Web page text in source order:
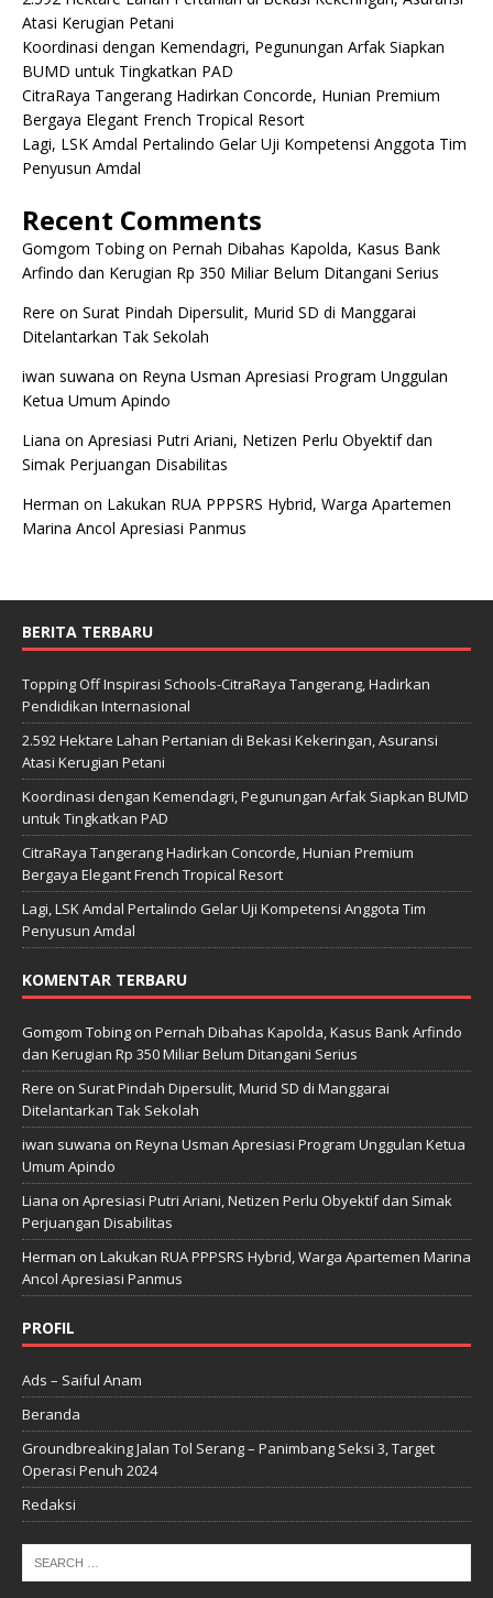
Atasi Kerugian Petani
Koordinasi dengan Kemendagri, Pegunungan Arfak Siapkan
BUMD untuk Tingkatkan PAD
CitraRaya Tangerang Hadirkan Concorde, Hunian Premium
Bergaya Elegant French Tropical Resort
Lagi, LSK Amdal Pertalindo Gelar Uji Kompetensi Anggota Tim
Penyusun Amdal
Recent Comments
Gomgom Tobingon Pernah Dibahas Kapolda, Kasus Bank
Arfindo dan Kerugian Rp 350 Miliar Belum Ditangani Serius
Rere on Surat Pindah Dipersulit, Murid SD di Manggarai
Ditelantarkan Tak Sekolah
iwan suwana on Reyna Usman Apresiasi Program Unggulan
Ketua Umum Apindo
Liana on Apresiasi Putri Ariani, Netizen Perlu Obyektif dan
Simak Perjuangan Disabilitas
Herman on Lakukan RUA PPPSRS Hybrid, Warga Apartemen
Marina Ancol Apresiasi Panmus
BERITA TERBARU
Topping Off Inspirasi Schools-CitraRaya Tangerang, Hadirkan
Pendidikan Internasional
2.592 Hektare Lahan Pertanian di Bekasi Kekeringan, Asuransi
Atasi Kerugian Petani
Koordinasi dengan Kemendagri, Pegunungan Arfak Siapkan BUMD
untuk Tingkatkan PAD
CitraRaya Tangerang Hadirkan Concorde, Hunian Premium
Bergaya Elegant French Tropical Resort
Lagi, LSK Amdal Pertalindo Gelar Uji Kompetensi Anggota Tim
Penyusun Amdal
KOMENTAR TERBARU
Gomgom Tobing on Pernah Dibahas Kapolda, Kasus Bank Arfindo
dan Kerugian Rp 350 Miliar Belum Ditangani Serius
Rere on Surat Pindah Dipersulit, Murid SD di Manggarai
Ditelantarkan Tak Sekolah
iwan suwana on Reyna Usman Apresiasi Program Unggulan Ketua
Umum Apindo
Liana on Apresiasi Putri Ariani, Netizen Perlu Obyektif dan Simak
Perjuangan Disabilitas
Herman on Lakukan RUA PPPSRS Hybrid, Warga Apartemen Marina
Ancol Apresiasi Panmus
PROFIL
Ads – Saiful Anam
Beranda
Groundbreaking Jalan Tol Serang – Panimbang Seksi 3, Target
Operasi Penuh 2024
Redaksi